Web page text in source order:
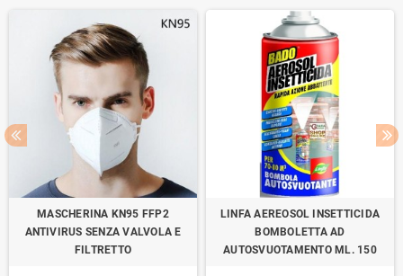
MASCHERINA KN95 FFP2
ANTIVIRUS SENZA VALVOLA E
FILTRETTO
LINFA AEREOSOL INSETTICIDA
BOMBOLETTA AD
AUTOSVUOTAMENTO ML. 150